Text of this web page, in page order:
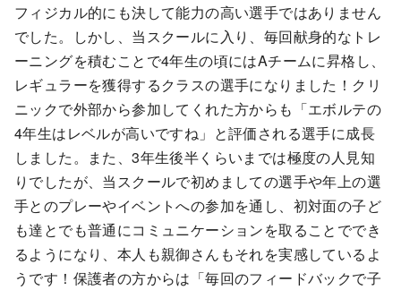
フィジカル的にも決して能力の高い選手ではありません
でした。しかし、当スクールに入り、毎回献身的なトレ
ーニングを積むことで4年生の頃にはAチームに昇格し、
レギュラーを獲得するクラスの選手になりました！クリ
ニックで外部から参加してくれた方からも「エボルテの
4年生はレベルが高いですね」と評価される選手に成長
しました。また、3年生後半くらいまでは極度の人見知
りでしたが、当スクールで初めましての選手や年上の選
手とのプレーやイベントへの参加を通し、初対面の子ど
も達とでも普通にコミュニケーションを取ることででき
るようになり、本人も親御さんもそれを実感しているよ
うです！保護者の方からは「毎回のフィードバックで子